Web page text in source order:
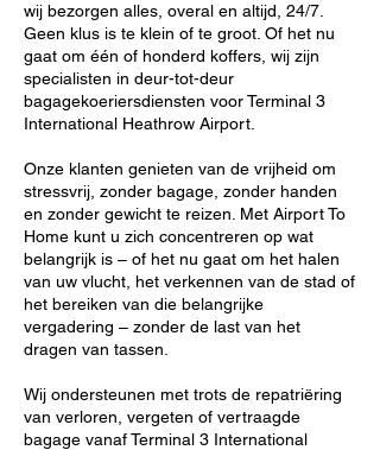
wij bezorgen alles, overal en altijd, 24/7.
Geen klus is te klein of te groot. Of het nu
gaat om één of honderd koffers, wij zijn
specialisten in deur-tot-deur
bagagekoeriersdiensten voor Terminal 3
International Heathrow Airport.
Onze klanten genieten van de vrijheid om
stressvrij, zonder bagage, zonder handen
en zonder gewicht te reizen. Met Airport To
Home kunt u zich concentreren op wat
belangrijk is – of het nu gaat om het halen
van uw vlucht, het verkennen van de stad of
het bereiken van die belangrijke
vergadering – zonder de last van het
dragen van tassen.
Wij ondersteunen met trots de repatriëring
van verloren, vergeten of vertraagde
bagage vanaf Terminal 3 International